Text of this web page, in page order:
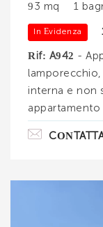
93 mq 1
In Evidenza
Rif: A942 -
interna e non
indipendente
troviamo